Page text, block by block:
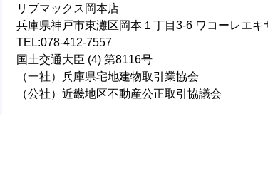
リブマックス岡本店
兵庫県神戸市東灘区岡本１丁目3-6 ワコーレエキ
TEL:078-412-7557
国土交通大臣 (4) 第8116号
（一社）兵庫県宅地建物取引業協会
（公社）近畿地区不動産公正取引協議会